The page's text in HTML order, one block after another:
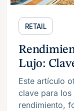
RETAIL
Lujo:
Este artículo
clave para los
rendimiento,